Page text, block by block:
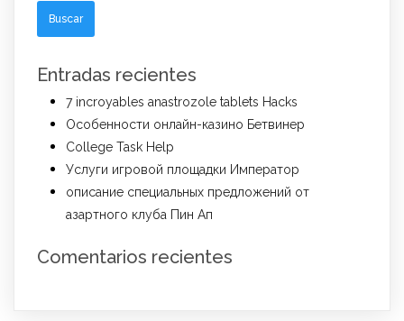
Entradas recientes
7 incroyables anastrozole tablets Hacks
Особенности онлайн-казино Бетвинер
College Task Help
Услуги игровой площадки Император
описание специальных предложений от
азартного клуба Пин Ап
Comentarios recientes